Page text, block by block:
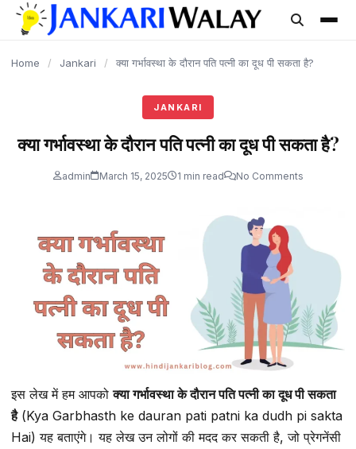
content
Home / Jankari / क्या गर्भावस्था के दौरान पति पत्नी का दूध पी सकता है?
JANKARI
क्या गर्भावस्था के दौरान पति पत्नी का दूध पी सकता है?
admin March 15, 2025 1 min read No Comments
इस लेख में हम आपकोक्या गर्भावस्था के दौरान पति पत्नी का दूध पी सकता
है(Kya Garbhasth ke dauran pati patni ka dudh pi sakta
Hai) यह बताएंगे। यह लेख उन लोगों की मदद कर सकती है, जो प्रेगनेंसी